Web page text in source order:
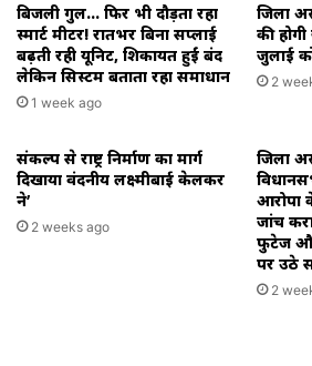
बिजली गुल… फिर भी दौड़ता रहा
स्मार्ट मीटर! रातभर बिना सप्लाई
बढ़ती रही यूनिट, शिकायतें हुईं बंद
लेकिन सिस्टम बताता रहा समाधान
1 week ago
जिला
की
जुलाई
2
संकल्प से राष्ट्र निर्माण का मार्ग
दिखाया वंदनीय लक्ष्मीबाई केलकर
ने’
2 weeks ago
जिला
आरोपों
जांच
फुटेज
पर उठे
2